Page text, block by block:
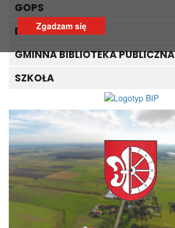
Zgadzam się
GOPS
DLA TURYSTY
GMINNA BIBLIOTEKA PUBLICZNA
SZKOŁA